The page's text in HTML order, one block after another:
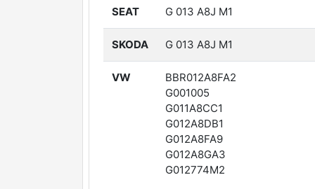
SEAT G 013 A8J M1
SKODA G 013 A8J M1
VW BBR012A8FA2
G001005
G011A8CC1
G012A8DB1
G012A8FA9
G012A8GA3
G012774M2